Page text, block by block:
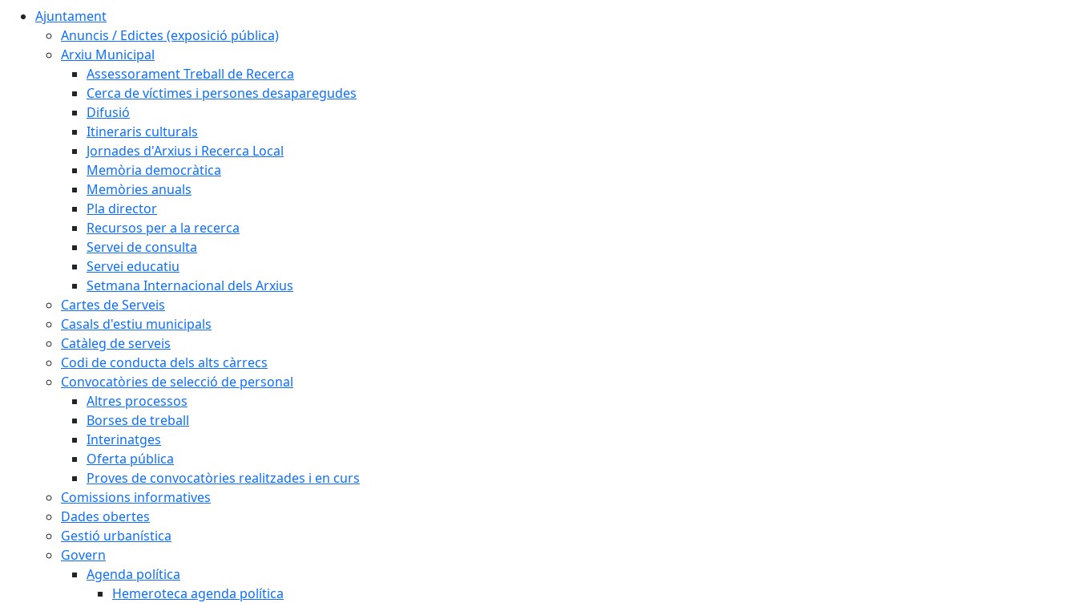
Ajuntament
Anuncis / Edictes (exposició pública)
Arxiu Municipal
Assessorament Treball de Recerca
Cerca de víctimes i persones desaparegudes
Difusió
Itineraris culturals
Jornades d'Arxius i Recerca Local
Memòria democràtica
Memòries anuals
Pla director
Recursos per a la recerca
Servei de consulta
Servei educatiu
Setmana Internacional dels Arxius
Cartes de Serveis
Casals d'estiu municipals
Catàleg de serveis
Codi de conducta dels alts càrrecs
Convocatòries de selecció de personal
Altres processos
Borses de treball
Interinatges
Oferta pública
Proves de convocatòries realitzades i en curs
Comissions informatives
Dades obertes
Gestió urbanística
Govern
Agenda política
Hemeroteca agenda política